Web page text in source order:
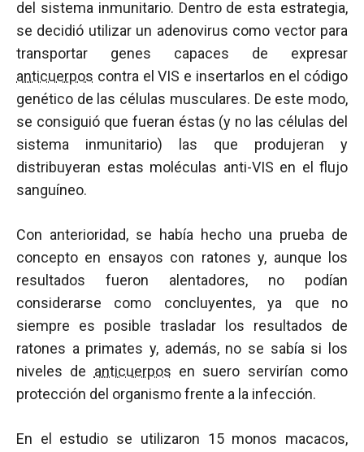
del sistema inmunitario. Dentro de esta estrategia,
se decidió utilizar un adenovirus como vector para
transportar genes capaces de expresar
anticuerpos contra el VIS e insertarlos en el código
genético de las células musculares. De este modo,
se consiguió que fueran éstas (y no las células del
sistema inmunitario) las que produjeran y
distribuyeran estas moléculas anti-VIS en el flujo
sanguíneo.
Con anterioridad, se había hecho una prueba de
concepto en ensayos con ratones y, aunque los
resultados fueron alentadores, no podían
considerarse como concluyentes, ya que no
siempre es posible trasladar los resultados de
ratones a primates y, además, no se sabía si los
niveles de anticuerpos en suero servirían como
protección del organismo frente a la infección.
En el estudio se utilizaron 15 monos macacos,